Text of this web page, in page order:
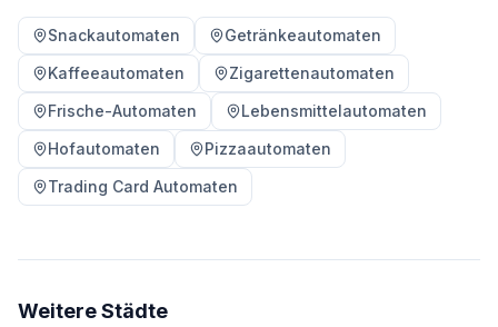
Snackautomaten
Getränkeautomaten
Kaffeeautomaten
Zigarettenautomaten
Frische-Automaten
Lebensmittelautomaten
Hofautomaten
Pizzaautomaten
Trading Card Automaten
Weitere Städte